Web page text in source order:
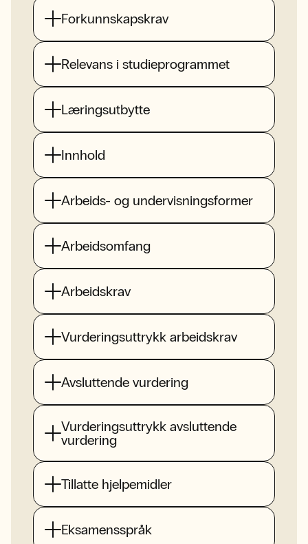
Forkunnskapskrav
Relevans i studieprogrammet
Læringsutbytte
Innhold
Arbeids- og undervisningsformer
Arbeidsomfang
Arbeidskrav
Vurderingsuttrykk arbeidskrav
Avsluttende vurdering
Vurderingsuttrykk avsluttende
vurdering
Tillatte hjelpemidler
Eksamensspråk